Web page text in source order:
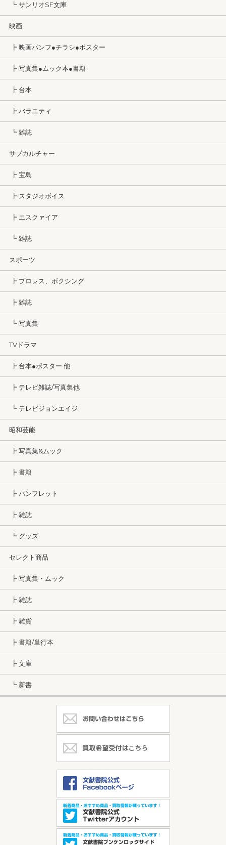
┗ サンリオSF文庫
映画
┣ 映画パンフ●チラシ●ポスター
┣ 写真集●ムック本●書籍
┣ 台本
┣ バラエティ
┗ 雑誌
サブカルチャー
┣ 宝島
┣ スタジオボイス
┣ エスクァイア
┗ 雑誌
スポーツ
┣ プロレス、ボクシング
┣ 雑誌
┗ 写真集
TVドラマ
┣ 台本●ポスター 他
┣ テレビ雑誌/写真集他
┗ テレビジョンエイジ
昭和芸能
┣ 写真集&ムック
┣ 書籍
┣ パンフレット
┣ 雑誌
┗ グッズ
セレクト商品
┣ 写真集・ムック
┣ 雑誌
┣ 雑貨
┣ 書籍/単行本
┣ 文庫
┗ 新書